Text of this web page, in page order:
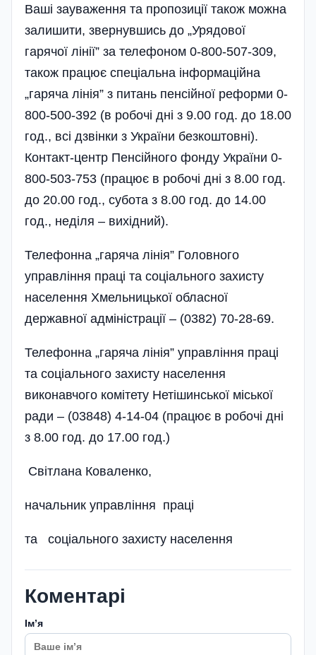
Ваші зауваження та пропозиції також можна
залишити, звернувшись до „Урядової
гарячої лінії” за телефоном 0-800-507-309,
також працює спеціальна інформаційна
„гаряча лінія” з питань пенсійної реформи 0-
800-500-392 (в робочі дні з 9.00 год. до 18.00
год., всі дзвінки з України безкоштовні).
Контакт-центр Пенсійного фонду України 0-
800-503-753 (працює в робочі дні з 8.00 год.
до 20.00 год., субота з 8.00 год. до 14.00
год., неділя – вихідний).
Телефонна „гаряча лінія” Головного
управлі­ння праці та соціального захисту
населення Хмельницької обласної
державної адміністрації – (0382) 70-28-69.
Телефонна „гаряча лінія” управління праці
та соціального захисту населення
виконавчого комі­тету Нетішинської міської
ради – (03848) 4-14-04 (працює в робочі дні
з 8.00 год. до 17.00 год.)
Світлана Коваленко,
начальник управління праці
та соціального захисту населення
Коментарі
Імʼя